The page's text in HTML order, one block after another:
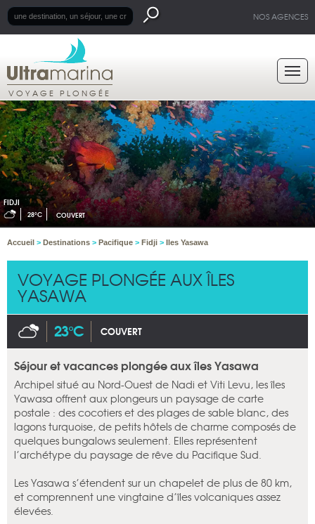
NOS AGENCES
VOYAGE PLONGÉE
FIDJI
28°C COUVERT
Accueil > Destinations > Pacifique > Fidji > Iles Yasawa
VOYAGE PLONGÉE AUX ÎLES
YASAWA
23°C COUVERT
Séjour et vacances plongée aux îles Yasawa
Archipel situé au Nord-Ouest de Nadi et Viti Levu, les îles
Yawasa offrent aux plongeurs un paysage de carte
postale : des cocotiers et des plages de sable blanc, des
lagons turquoise, de petits hôtels de charme composés de
quelques bungalows seulement. Elles représentent
l’archétype du paysage de rêve du Pacifique Sud.
Les Yasawa s’étendent sur un chapelet de plus de 80 km,
et comprennent une vingtaine d’îles volcaniques assez
élevées.